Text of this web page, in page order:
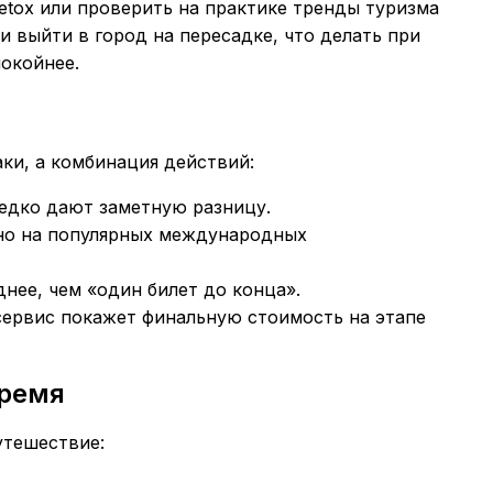
или проверить на практике тренды туризма
выйти в город на пересадке, что делать при
а комбинация действий:
дают заметную разницу.
на популярных международных
чем «один билет до конца».
покажет финальную стоимость на этапе